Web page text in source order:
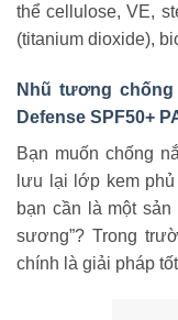
thể cellulose, VE,
(titanium dioxide),
Nhũ tương
Defense SPF50+
Bạn muốn chống
lưu lại lớp kem
bạn cần là một
sương”? Trong
chính là giải pháp